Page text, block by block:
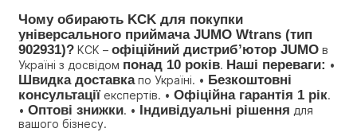
Чому обирають KCK для покупки
універсального приймача JUMO Wtrans (тип
902931)? KCK – офіційний дистриб’ютор JUMO в
Україні з досвідом понад 10 років. Наші переваги:
Швидка доставка по Україні. • Безкоштовні
консультації експертів. • Офіційна гарантія 1 рік.
• Оптові знижки. • Індивідуальні рішення для
вашого бізнесу.